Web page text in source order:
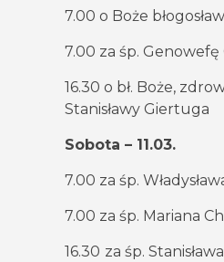
7.00 o Boże
7.00 za śp.
16.30 o bł. Boże,
Stanisławy Giertuga
Sobota – 11.03.
7.00 za śp.
7.00 za śp. Mariana
16.30 za śp.